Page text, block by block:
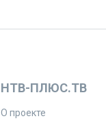
НТВ-ПЛЮС.ТВ
О проекте